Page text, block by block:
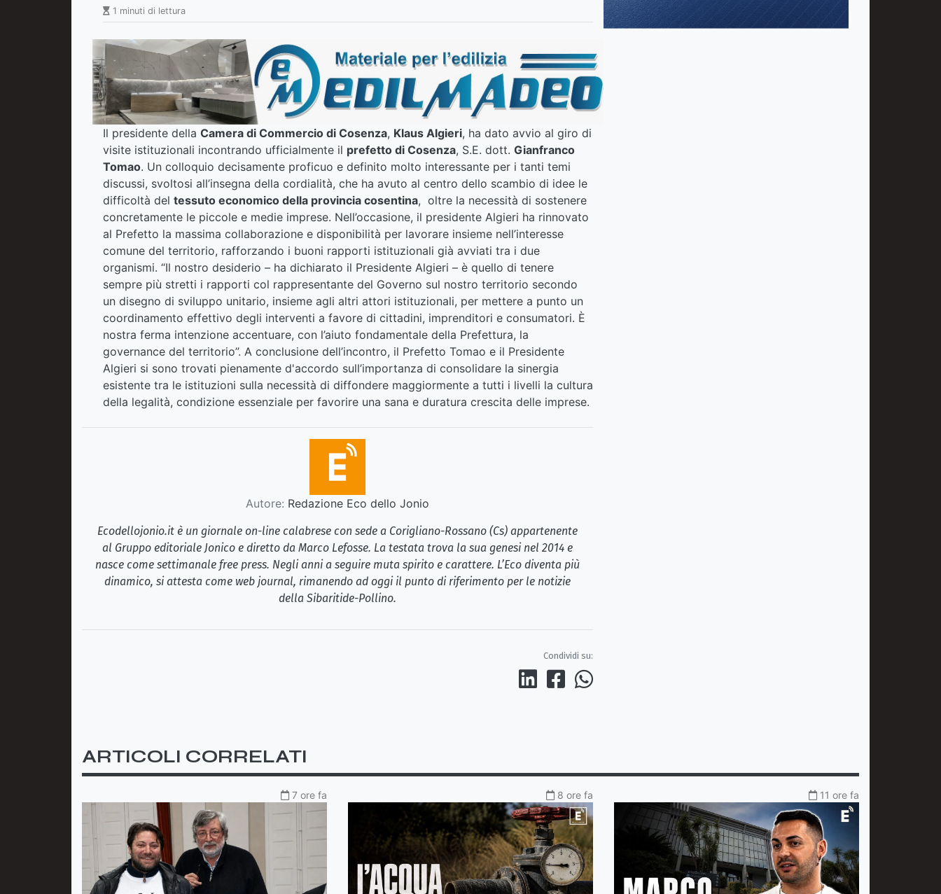
1 minuti di lettura
Il presidente della Camera di Commercio di Cosenza, Klaus Algieri, ha dato avvio al giro di
visite istituzionali incontrando ufficialmente il prefetto di Cosenza, S.E. dott. Gianfranco
Tomao. Un colloquio decisamente proficuo e definito molto interessante per i tanti temi
discussi, svoltosi all’insegna della cordialità, che ha avuto al centro dello scambio di idee le
difficoltà del tessuto economico della provincia cosentina, oltre la necessità di sostenere
concretamente le piccole e medie imprese. Nell’occasione, il presidente Algieri ha rinnovato
al Prefetto la massima collaborazione e disponibilità per lavorare insieme nell’interesse
comune del territorio, rafforzando i buoni rapporti istituzionali già avviati tra i due
organismi. “Il nostro desiderio – ha dichiarato il Presidente Algieri – è quello di tenere
sempre più stretti i rapporti col rappresentante del Governo sul nostro territorio secondo
un disegno di sviluppo unitario, insieme agli altri attori istituzionali, per mettere a punto un
coordinamento effettivo degli interventi a favore di cittadini, imprenditori e consumatori. È
nostra ferma intenzione accentuare, con l’aiuto fondamentale della Prefettura, la
governance del territorio”. A conclusione dell’incontro, il Prefetto Tomao e il Presidente
Algieri si sono trovati pienamente d'accordo sull’importanza di consolidare la sinergia
esistente tra le istituzioni sulla necessità di diffondere maggiormente a tutti i livelli la cultura
della legalità, condizione essenziale per favorire una sana e duratura crescita delle imprese.
Autore: Redazione Eco dello Jonio
Ecodellojonio.it è un giornale on-line calabrese con sede a Corigliano-Rossano (Cs) appartenente
al Gruppo editoriale Jonico e diretto da Marco Lefosse. La testata trova la sua genesi nel 2014 e
nasce come settimanale free press. Negli anni a seguire muta spirito e carattere. L’Eco diventa più
dinamico, si attesta come web journal, rimanendo ad oggi il punto di riferimento per le notizie
della Sibaritide-Pollino.
Condividi su:
ARTICOLI CORRELATI
7 ore fa 8 ore fa 11 ore fa